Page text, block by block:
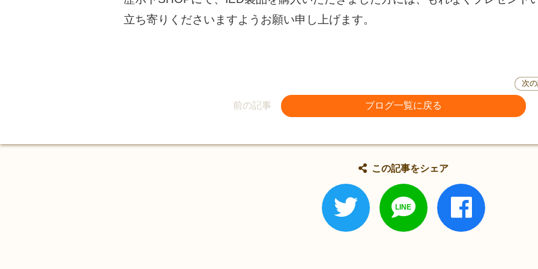
立ち寄りくださいますようお願い申し上げます。
前の記事 ブログ一覧に戻る
次
この記事をシェア